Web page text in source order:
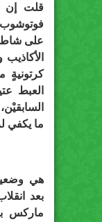
قلت إن
على
العبط
ما يكفي
هي
ماركس